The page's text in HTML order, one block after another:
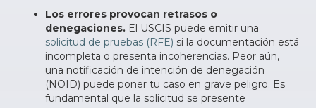
Los errores provocan retrasos o
denegaciones. El USCIS puede emitir una
solicitud de pruebas (RFE) si la documentación está
incompleta o presenta incoherencias. Peor aún,
una notificación de intención de denegación
(NOID) puede poner tu caso en grave peligro. Es
fundamental que la solicitud se presente